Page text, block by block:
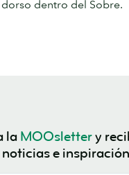
dentro del Sobre.
laMOOslettery
e